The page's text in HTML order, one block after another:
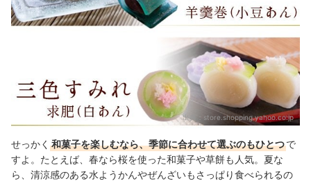
出典： store.shopping.yahoo.co.jp
せっかく 和菓子を楽しむなら、季節に合わせて選ぶのもひとつで
すよ。たとえば、春なら桜を使った和菓子や草餅も人気。夏な
ら、清涼感のある水ようかんやぜんざいもさっぱり食べられるの